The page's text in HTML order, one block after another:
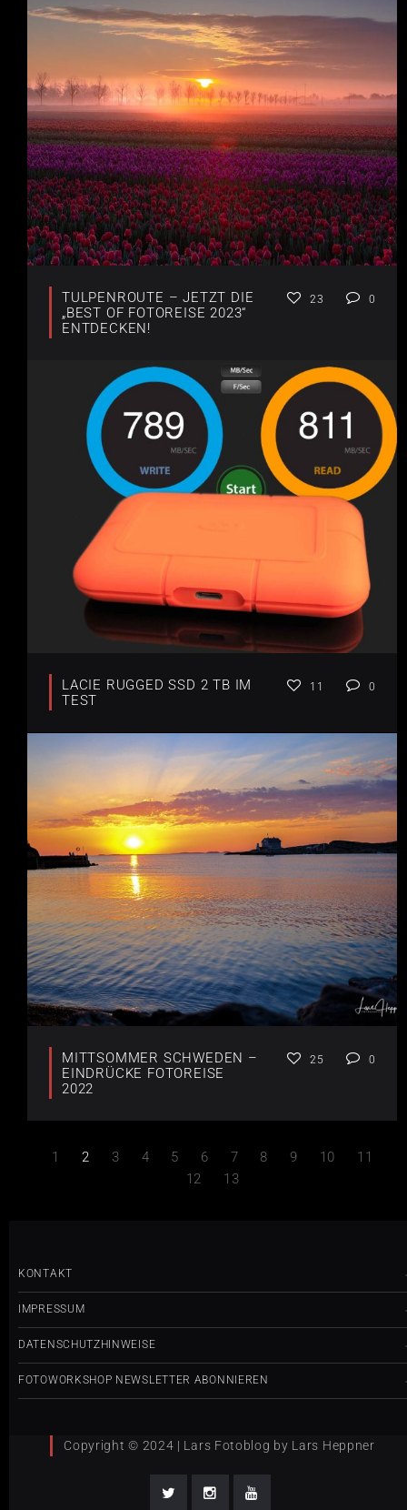
TULPENROUTE – JETZT DIE
„BEST OF FOTOREISE 2023“
ENTDECKEN!
23 0
LACIE RUGGED SSD 2 TB IM
TEST
11 0
MITTSOMMER SCHWEDEN –
EINDRÜCKE FOTOREISE
2022
25 0
1 2 3 4 5 6 7 8 9 10
11
12
13
KONTAKT
IMPRESSUM
DATENSCHUTZHINWEISE
FOTOWORKSHOP NEWSLETTER ABONNIEREN
Copyright © 2024 | Lars Fotoblog by Lars Heppner